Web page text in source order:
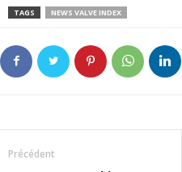
TAGS NEWS VALVE INDEX
Précédent